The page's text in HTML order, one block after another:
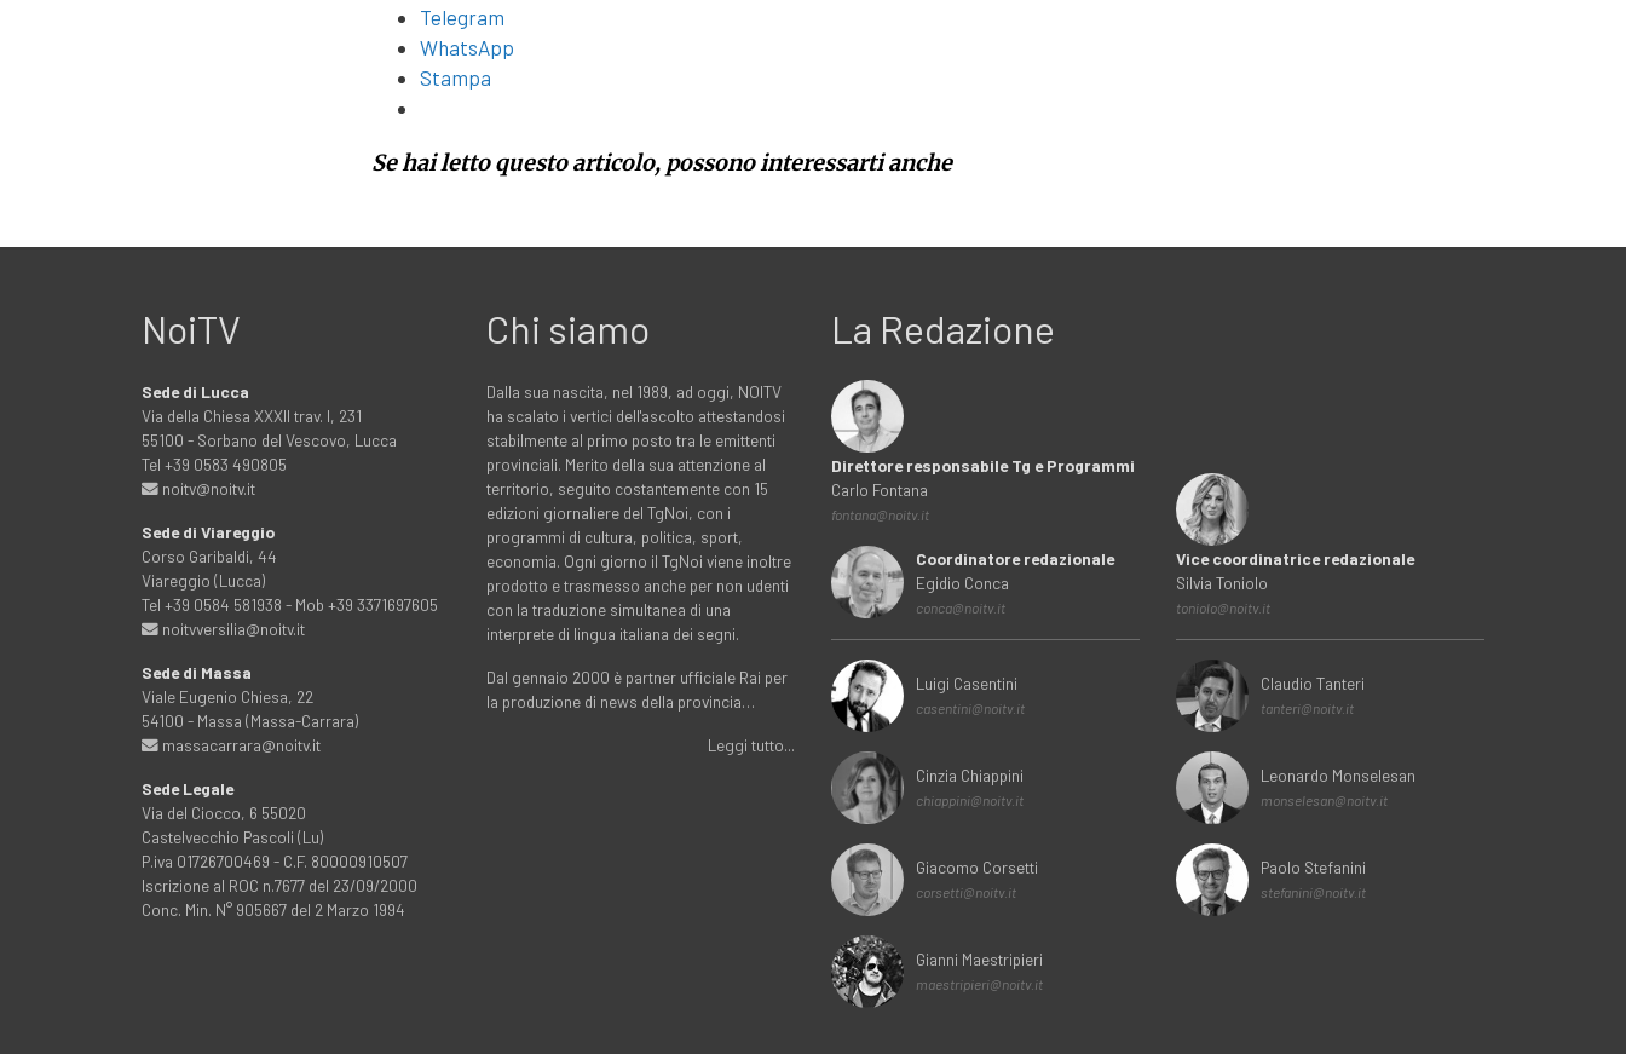
Telegram
WhatsApp
Stampa
Se hai letto questo articolo, possono interessarti anche
NoiTV
Sede di Lucca
Via della Chiesa XXXII trav. I, 231
55100 - Sorbano del Vescovo, Lucca
Tel +39 0583 490805
noitv@noitv.it
Sede di Viareggio
Corso Garibaldi, 44
Viareggio (Lucca)
Tel +39 0584 581938 - Mob +39 3371697605
noitvversilia@noitv.it
Sede di Massa
Viale Eugenio Chiesa, 22
54100 - Massa (Massa-Carrara)
massacarrara@noitv.it
Sede Legale
Via del Ciocco, 6 55020
Castelvecchio Pascoli (Lu)
P.iva 01726700469 - C.F. 80000910507
Iscrizione al ROC n.7677 del 23/09/2000
Conc. Min. N° 905667 del 2 Marzo 1994
Chi siamo
Dalla sua nascita, nel 1989, ad oggi, NOITV
ha scalato i vertici dell'ascolto attestandosi
stabilmente al primo posto tra le emittenti
provinciali. Merito della sua attenzione al
territorio, seguito costantemente con 15
edizioni giornaliere del TgNoi, con i
programmi di cultura, politica, sport,
economia. Ogni giorno il TgNoi viene inoltre
prodotto e trasmesso anche per non udenti
con la traduzione simultanea di una
interprete di lingua italiana dei segni.
Dal gennaio 2000 è partner ufficiale Rai per
la produzione di news della provincia…
Leggi tutto...
La Redazione
Direttore responsabile Tg e Programmi
Carlo Fontana
fontana@noitv.it
Coordinatore redazionale
Egidio Conca
conca@noitv.it
Luigi Casentini
casentini@noitv.it
Cinzia Chiappini
chiappini@noitv.it
Giacomo Corsetti
corsetti@noitv.it
Gianni Maestripieri
maestripieri@noitv.it
Vice coordinatrice redazionale
Silvia Toniolo
toniolo@noitv.it
Claudio Tanteri
tanteri@noitv.it
Leonardo Monselesan
monselesan@noitv.it
Paolo Stefanini
stefanini@noitv.it